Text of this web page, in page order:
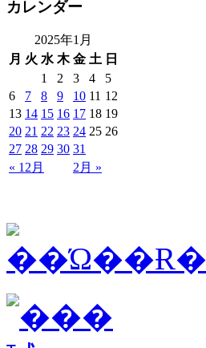
カレンダー
2025年1月
月 火 水 木 金 土 日
« 12月 2月 »
1 2 3 4
5
6
7 8 9 10 11 12
13 14 15 16 17 18 19
20 21 22 23 24 25 26
27 28 29 30 31